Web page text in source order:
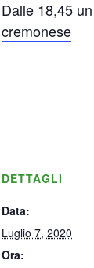
Dalle 18,45
cremonese
DETTAGLI
Data:
Luglio 7, 2020
Ora: